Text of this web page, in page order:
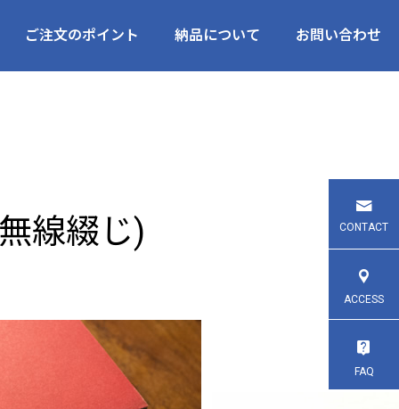
ご注文のポイント 納品について お問い合わせ
線綴じ) CONTACT
ACCESS
FAQ